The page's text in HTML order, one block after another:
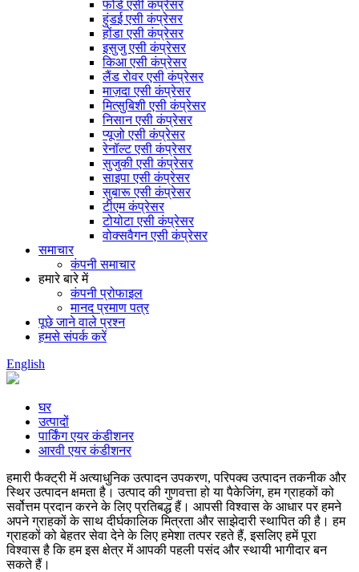
फोर्ड एसी कंप्रेसर
हुंडई एसी कंप्रेसर
होंडा एसी कंप्रेसर
इसुजु एसी कंप्रेसर
किआ एसी कंप्रेसर
लैंड रोवर एसी कंप्रेसर
माज़दा एसी कंप्रेसर
मित्सुबिशी एसी कंप्रेसर
निसान एसी कंप्रेसर
प्यूजो एसी कंप्रेसर
रेनॉल्ट एसी कंप्रेसर
सुजुकी एसी कंप्रेसर
साइपा एसी कंप्रेसर
सुबारू एसी कंप्रेसर
टीएम कंप्रेसर
टोयोटा एसी कंप्रेसर
वोक्सवैगन एसी कंप्रेसर
समाचार
कंपनी समाचार
हमारे बारे में
कंपनी प्रोफाइल
मानद प्रमाण पत्र
पूछे जाने वाले प्रश्न
हमसे संपर्क करें
English
घर
उत्पादों
पार्किंग एयर कंडीशनर
आरवी एयर कंडीशनर
हमारी फैक्ट्री में अत्याधुनिक उत्पादन उपकरण, परिपक्व उत्पादन तकनीक और
स्थिर उत्पादन क्षमता है। उत्पाद की गुणवत्ता हो या पैकेजिंग, हम ग्राहकों को
सर्वोत्तम प्रदान करने के लिए प्रतिबद्ध हैं। आपसी विश्वास के आधार पर हमने
अपने ग्राहकों के साथ दीर्घकालिक मित्रता और साझेदारी स्थापित की है। हम
ग्राहकों को बेहतर सेवा देने के लिए हमेशा तत्पर रहते हैं, इसलिए हमें पूरा
विश्वास है कि हम इस क्षेत्र में आपकी पहली पसंद और स्थायी भागीदार बन
सकते हैं।